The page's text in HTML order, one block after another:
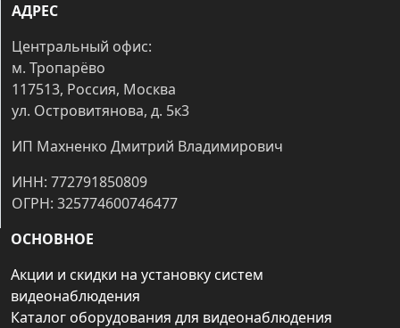
АДРЕС
Центральный офис:
м. Тропарёво
117513, Россия, Москва
ул. Островитянова, д. 5к3
ИП Махненко Дмитрий Владимирович
ИНН: 772791850809
ОГРН: 325774600746477
ОСНОВНОЕ
Акции и скидки на установку систем
видеонаблюдения
Каталог оборудования для видеонаблюдения